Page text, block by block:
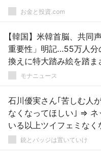
お金と投資.com
【韓国】米韓首脳、共同
重要性」明記…55万人分
換えに特大踏み絵を踏ま
モナニュース
石川優実さん｢苦しむ人
なくなってほしい｣ ⇒ ネ
いる以上ツイフェミなく
銃とバッジは置いていけ